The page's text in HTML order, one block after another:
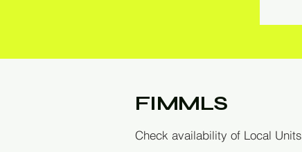
FIMMLS
Check availability of Local Units